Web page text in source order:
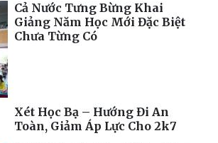
Cả Nước Tưng Bừng Khai
Giảng Năm Học Mới Đặc Biệt
Chưa Từng Có
Xét Học Bạ – Hướng Đi An
Toàn, Giảm Áp Lực Cho 2k7